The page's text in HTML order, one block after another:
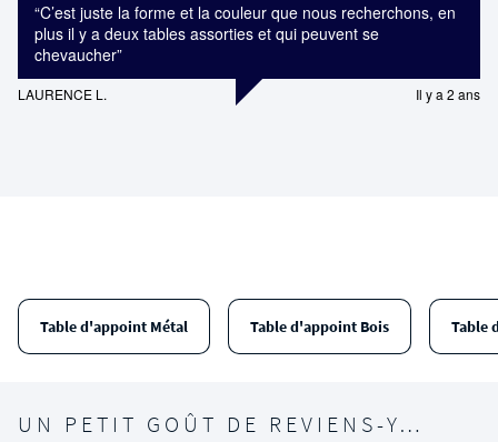
“C’est juste la forme et la couleur que nous recherchons, en
plus il y a deux tables assorties et qui peuvent se
chevaucher”
LAURENCE L. Il y a 2 ans
Table d'appoint Métal Table d'appoint Bois Table
UN PETIT GOÛT DE REVIENS-Y…